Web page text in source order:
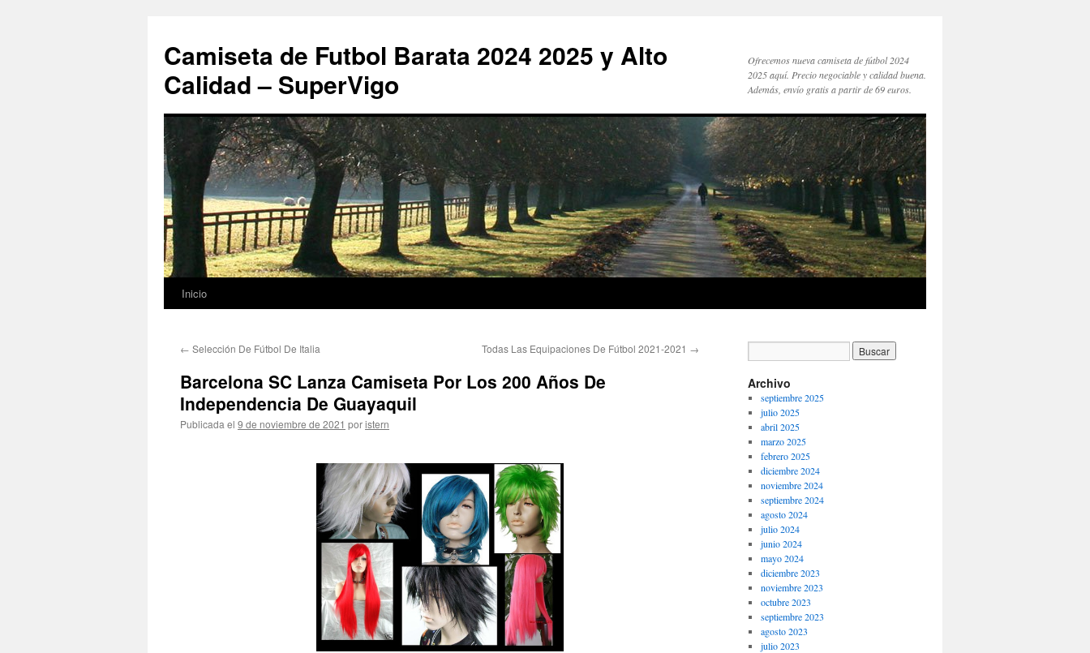
Camiseta de Futbol Barata 2024 2025 y Alto
Calidad – SuperVigo
Ofrecemos nueva camiseta de fútbol 2024
2025 aquí. Precio negociable y calidad buena.
Además, envío gratis a partir de 69 euros.
Saltar
contenido
Inicio
← Selección De Fútbol De Italia Todas Las Equipaciones De Fútbol 2021-2021 →
Barcelona SC Lanza Camiseta Por Los 200 Años De
Independencia De Guayaquil
Publicada el 9 de noviembre de 2021 poristern
Archivo
septiembre 2025
julio 2025
abril 2025
marzo 2025
febrero 2025
diciembre 2024
noviembre 2024
septiembre 2024
agosto 2024
julio 2024
junio 2024
mayo 2024
diciembre 2023
noviembre 2023
octubre 2023
septiembre 2023
agosto 2023
julio 2023